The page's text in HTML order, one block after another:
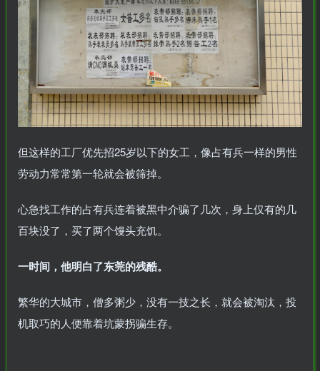
但这样的工厂优先招25岁以下的女工，像占有兵一样的男性
劳动力常常第一轮就会被筛掉。
心急找工作的占有兵连着被黑中介骗了几次，身上仅有的几
百块没了，买了两个馒头充饥。
一时间，他明白了东莞的残酷。
繁华的大城市，僧多粥少，没有一技之长，就会被淘汰，投
机取巧的人便靠着坑蒙拐骗生存。